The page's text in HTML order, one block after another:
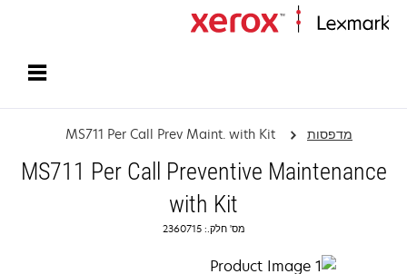
מדפסות MS711 Per Call Prev Maint. with Kit
MS711 Per Call Preventive Maintenance
with Kit
מס' חלק.: 2360715